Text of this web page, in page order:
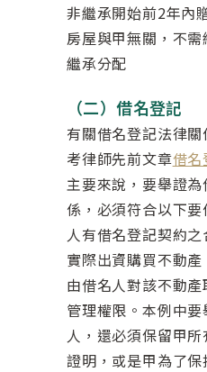
非繼承開始前2年內
房屋與甲無關，不
繼承分配
（二）借名登記
有關借名登記法律
考律師先前文章借
主要來說，要舉證
係，必須符合以下
人有借名登記契約
實際出資購買不動
由借名人對該不動
管理權限。本例中
人，還必須保留甲
證明，或是甲為了